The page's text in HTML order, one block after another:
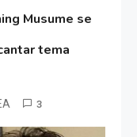
Musume se
tema
3